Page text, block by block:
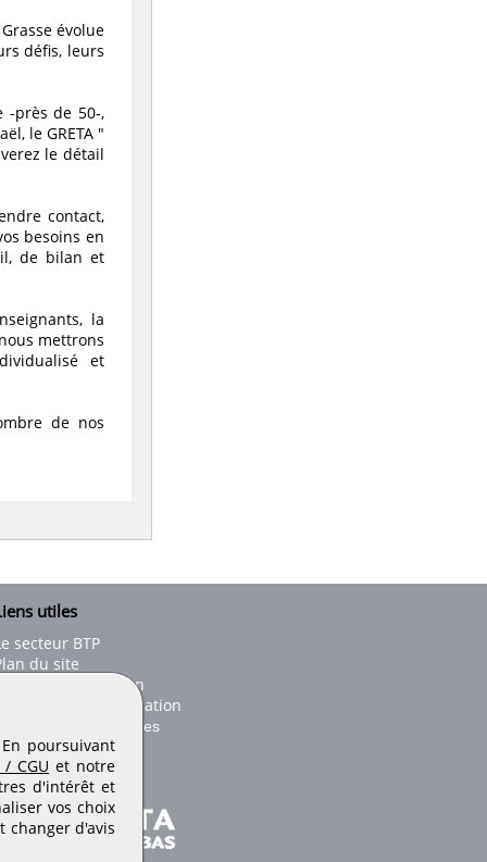
évolue
défis, leurs
-près de 50-,
le GRETA "
le détail
contact,
besoins en
de bilan et
la
mettrons
et
de nos
utiles
secteur BTP
du site
d'utilisation
de publication
des cookies
poursuivant
/ CGU et notre
d'intérêt et
vos choix
changer d'avis